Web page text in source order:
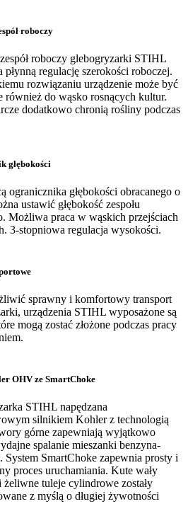
roboczy
roboczy glebogryzarki STIHL
regulację szerokości roboczej.
rozwiązaniu urządzenie może być
również do wąsko rosnących kultur.
dodatkowo chronią rośliny podczas
głębokości
ogranicznika głębokości obracanego o
ustawić głębokość zespołu
Możliwa praca w wąskich przejściach
3-stopniowa regulacja wysokości.
sprawny i komfortowy transport
urządzenia STIHL wyposażone są
mogą zostać złożone podczas pracy
OHV ze SmartChoke
STIHL napędzana
silnikiem Kohler z technologią
górne zapewniają wyjątkowo
spalanie mieszanki benzyna-
System SmartChoke zapewnia prosty i
proces uruchamiania. Kute wały
tuleje cylindrowe zostały
z myślą o długiej żywotności